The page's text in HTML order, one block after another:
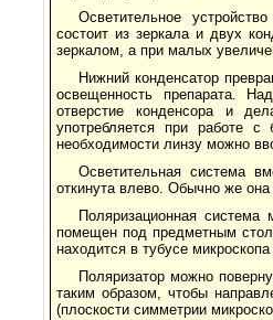
Осветительное
состоит из зеркала и двух
зеркалом, а при малых
Нижний конденсатор
освещенность препарата.
отверстие конденсора и
употребляется при работе
необходимости линзу можно
Осветительная система
откинута влево. Обычно же
Поляризационная
помещен под предметным
находится в тубусе
Поляризатор можно
таким образом, чтобы
(плоскости симметрии